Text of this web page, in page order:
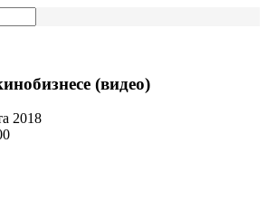
(видео)
2018